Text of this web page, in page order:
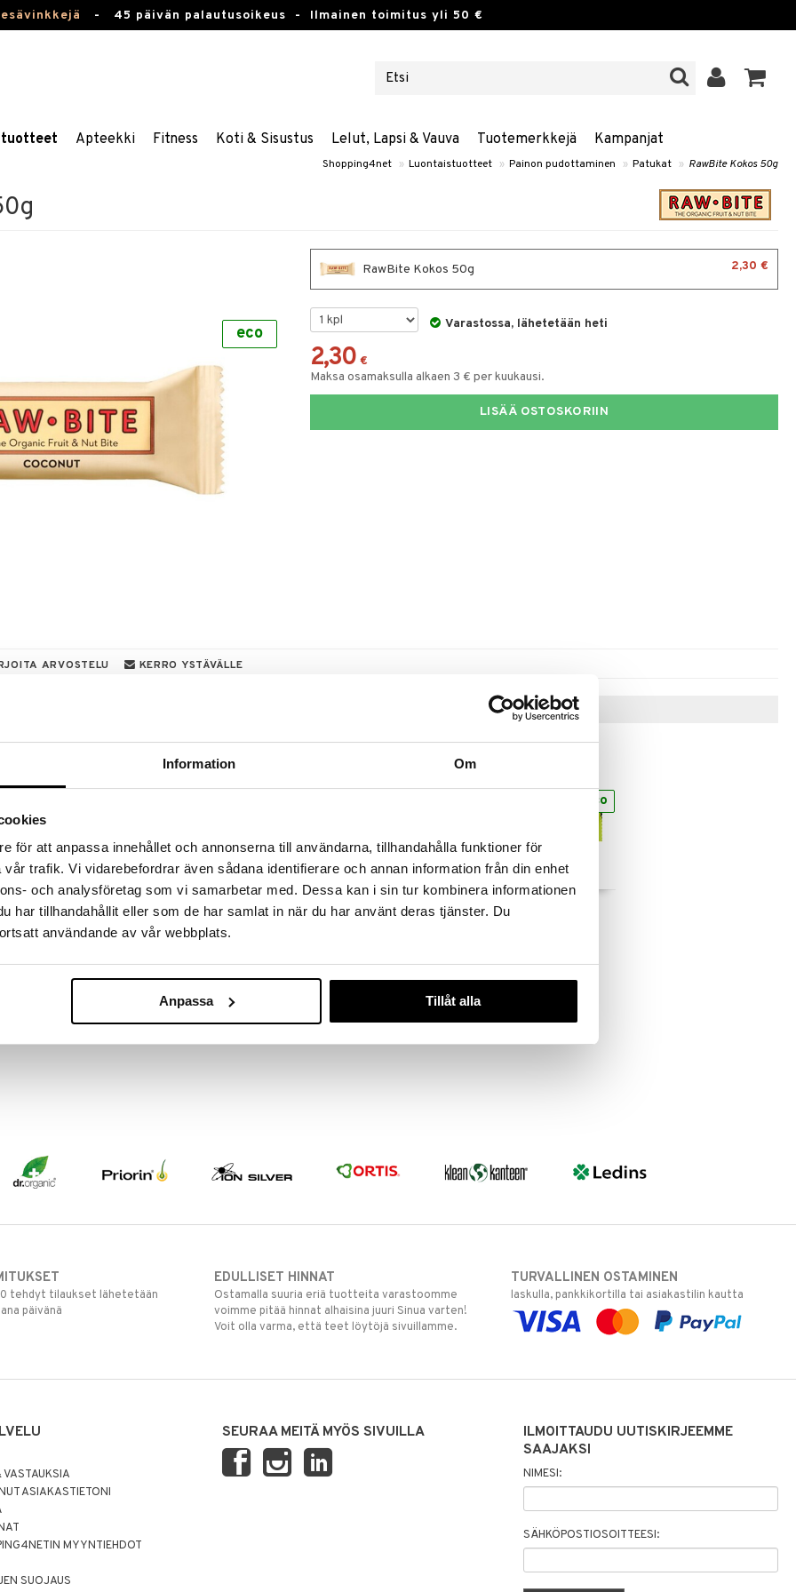
Information Om
för att anpassa innehållet och annonserna till användarna, tillhandahålla funktioner för
trafik. Vi vidarebefordrar även sådana identifierare och annan information från din enhet
och analysföretag som vi samarbetar med. Dessa kan i sin tur kombinera informationen
har tillhandahållit eller som de har samlat in när du har använt deras tjänster. Du
användande av vår webbplats.
Anpassa Tillåt alla
- 45 päivän palautusoikeus - Ilmainen toimitus yli 50 €
Apteekki Fitness Koti & Sisustus Lelut, Lapsi & Vauva Tuotemerkkejä Kampanjat
Shopping4net » Luontaistuotteet » Painon pudottaminen » Patukat » RawBite Kokos 50g
eco
RawBite Kokos 50g 2,30 €
Varastossa, lähetetään heti
2,30 €
Maksa osamaksulla alkaen 3 € per kuukausi.
LISÄÄ OSTOSKORIIN
ARVOSTELU KERRO YSTÄVÄLLE
löydöt kotiin!
tehdä löytöjä suuresta ALEstamme. Juuri
suuren valikoiman jännittäviä tuotteita
voivat päästä loppumaan!
ja maistuu taivaalliselle. Valmistettu 100%
Täysin gluteiiniton eikä sisällä lisättyä
(16%), MANTELI
Vinkkejä sinulle
RawBite Bär & Vanilj
2,30 €
RawBite Spicy Lime
2,31 €
eco
tehdyt tilaukset lähetetään
päivänä
EDULLISET HINNAT
Ostamalla suuria eriä tuotteita varastoomme
voimme pitää hinnat alhaisina juuri Sinua varten!
Voit olla varma, että teet löytöjä sivuillamme.
TURVALLINEN OSTAMINEN
laskulla, pankkikortilla tai asiakastilin kautta
ASIAKASTIETONI
MYYNTIEHDOT
SUOJAUS
SEURAA MEITÄ MYÖS SIVUILLA
ILMOITTAUDU UUTISKIRJEEMME
SAAJAKSI
NIMESI:
SÄHKÖPOSTIOSOITTEESI: